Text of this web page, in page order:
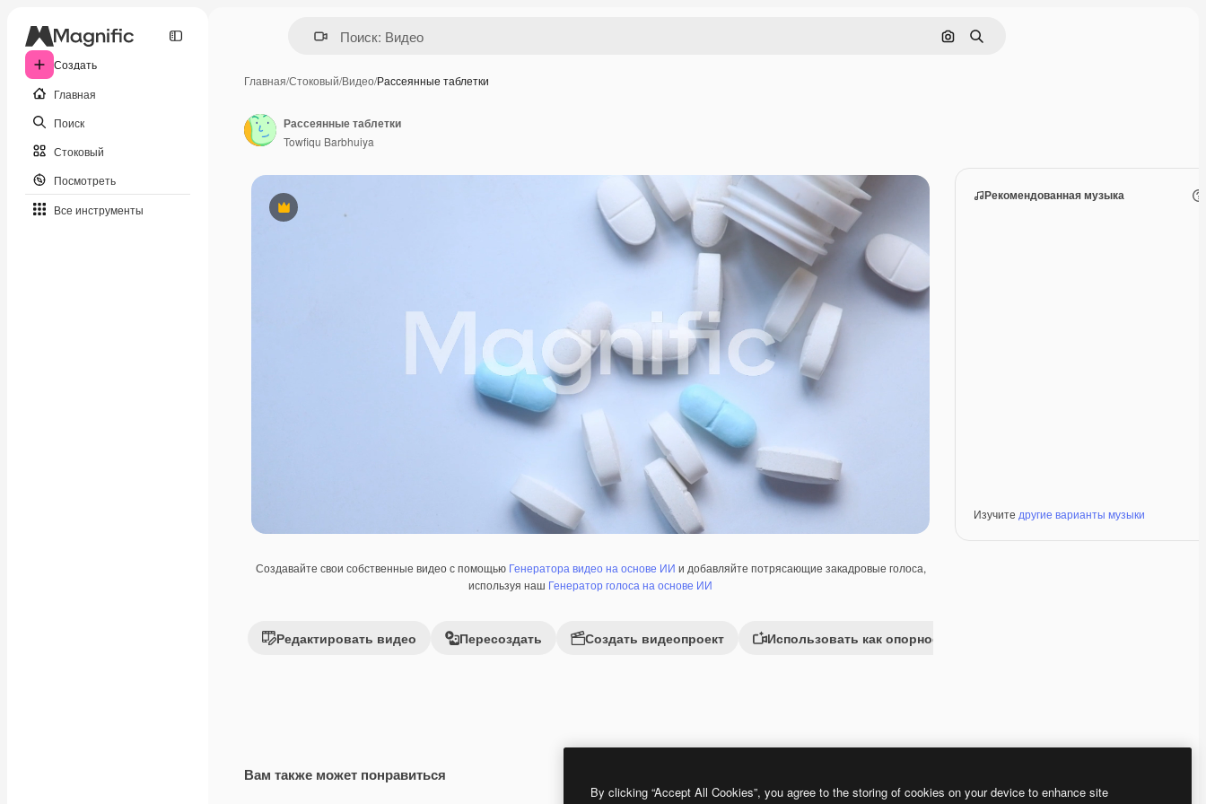
Создать
Главная
Поиск
Стоковый
Посмотреть
Все инструменты
Поиск по изображению
Поиск
Главная/Стоковый/Видео/Рассеянные таблетки
Премиум
Создавайте свои собственные видео с помощью Генератора видео на основе ИИ и добавляйте потрясающие закадровые голоса,
используя наш Генератор голоса на основе ИИ
Редактировать видео Пересоздать Создать видеопроект Использовать как опорное изображение
Рекомендованная музыка
Изучите другие варианты музыки
Рассеянные таблетки
Towfiqu Barbhuiya
Вам также может понравиться
Premium
Premium Premium
Premium
By clicking “Accept All Cookies”, you agree to the storing of cookies on your device to enhance site